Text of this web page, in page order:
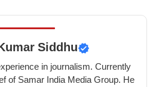
Siddhu
in journalism. Currently
of Samar India Media Group. He